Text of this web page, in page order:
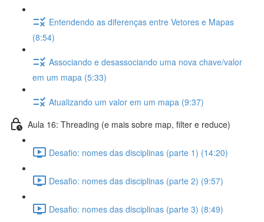
Entendendo as diferenças entre Vetores e Mapas
(8:54)
Associando e desassociando uma nova chave/valor
em um mapa (5:33)
Atualizando um valor em um mapa (9:37)
Aula 16: Threading (e mais sobre map, filter e reduce)
Desafio: nomes das disciplinas (parte 1) (14:20)
Desafio: nomes das disciplinas (parte 2) (9:57)
Desafio: nomes das disciplinas (parte 3) (8:49)